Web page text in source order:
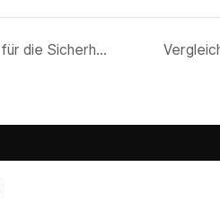
Die Rolle von Integralhelmen für die Sicherheit von Motorradfahrern